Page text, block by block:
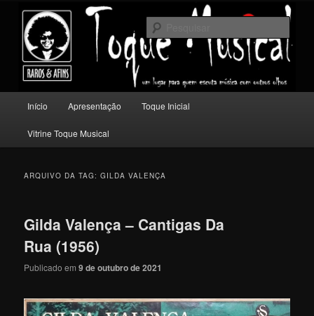
conteúdo
principal
conteúdo
secundário
Toque Musical
Um lugar para quem escuta música com outros olhos.
principal
Início Apresentação Toque Inicial
Vitrine Toque Musical
ARQUIVO DA TAG:GILDA VALENÇA
Gilda Valença – Cantigas Da
Rua (1956)
Publicado em9 de outubro de 2021